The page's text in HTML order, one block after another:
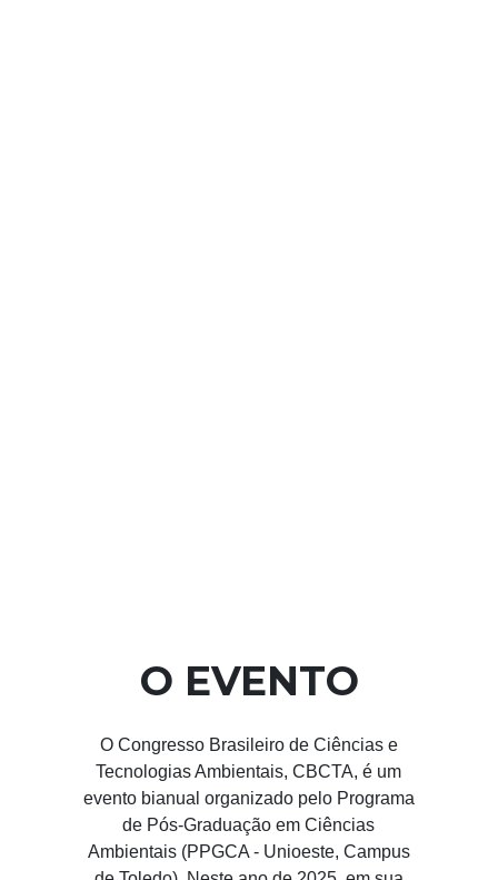
O EVENTO
O Congresso Brasileiro de Ciências e
Tecnologias Ambientais, CBCTA, é um
evento bianual organizado pelo Programa
de Pós-Graduação em Ciências
Ambientais (PPGCA - Unioeste, Campus